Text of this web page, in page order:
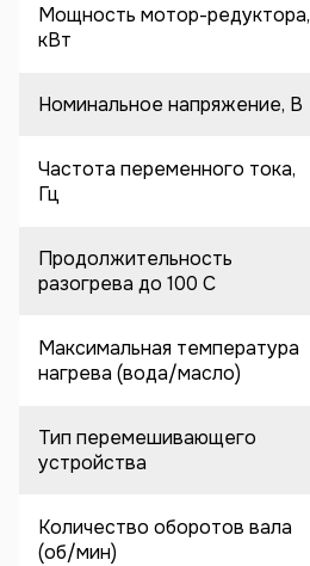
Мощность мотор-редуктора,
кВт
Номинальное напряжение, В
Частота переменного тока,
Гц
Продолжительность
разогрева до 100 C
Максимальная температура
нагрева (вода/масло)
Тип перемешивающего
устройства
Количество оборотов вала
(об/мин)